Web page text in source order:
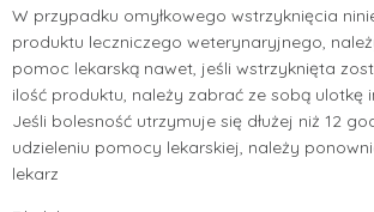
W przypadku omyłkowego wstrzyknięcia
produktu leczniczego weterynaryjnego,
pomoc lekarską nawet, jeśli wstrzyknięta
ilość produktu, należy zabrać ze sobą ulotkę
Jeśli bolesność utrzymuje się dłużej niż 12
udzieleniu pomocy lekarskiej, należy
lekarz